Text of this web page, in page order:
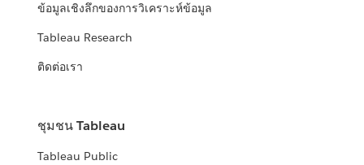
ข้อมูลเชิงลึกของการวิเคราะห์ข้อมูล
Tableau Research
ติดต่อเรา
ชุมชน Tableau
Tableau Public